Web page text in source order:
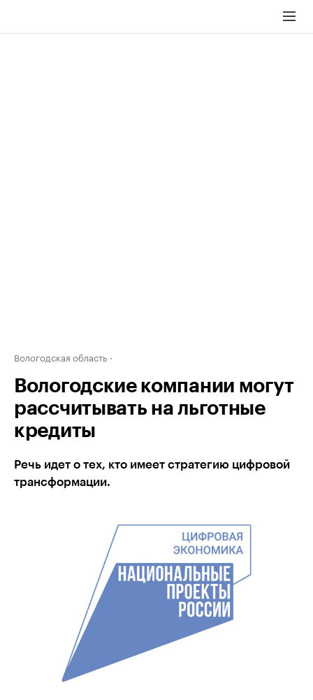
Вологодская область
Вологодские компании могут
рассчитывать на льготные
кредиты
Речь идет о тех, кто имеет стратегию цифровой
трансформации.